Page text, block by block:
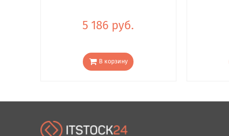
5 186 руб.
В корзину